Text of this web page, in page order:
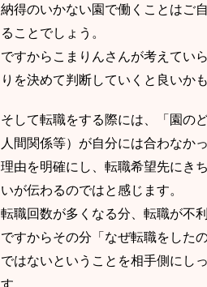
納得のいかない園で働くことはご
ることでしょう。
ですからこまりんさんが考えてい
りを決めて判断していくと良いか
そして転職をする際には、「園の
人間関係等）が自分には合わなか
理由を明確にし、転職希望先にき
いが伝わるのではと感じます。
転職回数が多くなる分、転職が不
ですからその分「なぜ転職をした
ではないということを相手側にし
す。